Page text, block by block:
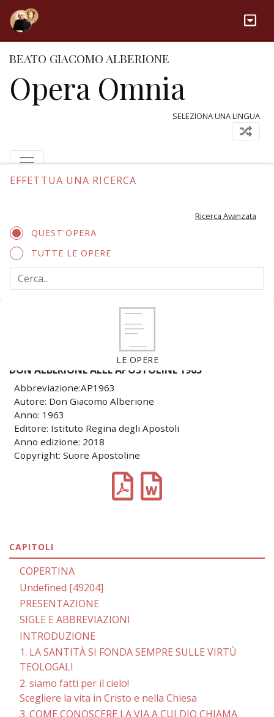
BEATO GIACOMO ALBERIONE
Opera Omnia
SELEZIONA UNA LINGUA
EFFETTUA UNA RICERCA
Ricerca Avanzata
QUEST'OPERA
TUTTE LE OPERE
LE OPERE
DON ALBERIONE ALLE APOSTOLINE 1963
Abbreviazione:AP1963
Autore: Don Giacomo Alberione
Anno: 1963
Editore: Istituto Regina degli Apostoli
Anno edizione: 2018
Copyright: Suore Apostoline
CAPITOLI
COPERTINA
Undefined [49204]
PRESENTAZIONE
SIGLE E ABBREVIAZIONI
INTRODUZIONE
1. LA SANTITÀ SI FONDA SEMPRE SULLE VIRTÙ
TEOLOGALI
2. siamo fatti per il cielo!
Scegliere la vita in Cristo e nella Chiesa
3. COME CONOSCERE LA VIA A CUI DIO CHIAMA